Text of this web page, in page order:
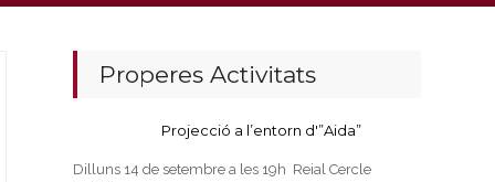
Properes Activitats
Projecció a l’entorn d'”Aida”
Dilluns 14 de setembre a les 19h Reial Cercle